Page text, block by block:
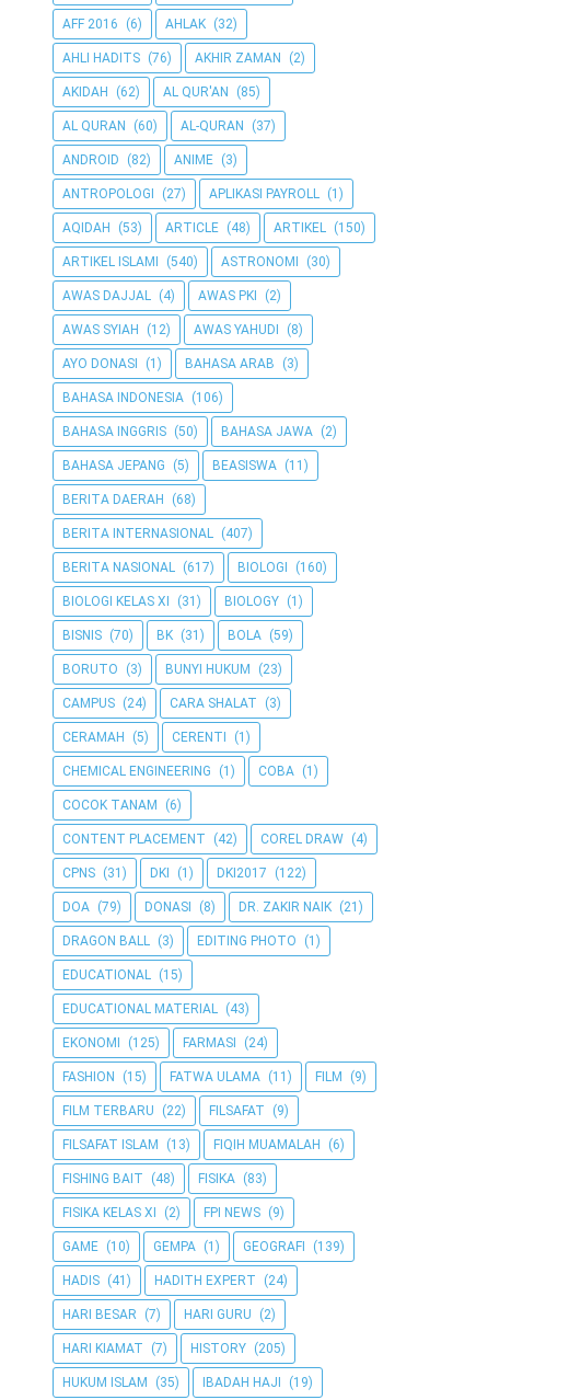
AFF 2016 (6) AHLAK (32)
AHLI HADITS (76) AKHIR ZAMAN (2)
AKIDAH (62) AL QUR'AN (85)
AL QURAN (60) AL-QURAN (37)
ANDROID (82) ANIME (3)
ANTROPOLOGI (27) APLIKASI PAYROLL (1)
AQIDAH (53) ARTICLE (48) ARTIKEL (150)
ARTIKEL ISLAMI (540) ASTRONOMI (30)
AWAS DAJJAL (4) AWAS PKI (2)
AWAS SYIAH (12) AWAS YAHUDI (8)
AYO DONASI (1) BAHASA ARAB (3)
BAHASA INDONESIA (106)
BAHASA INGGRIS (50) BAHASA JAWA (2)
BAHASA JEPANG (5) BEASISWA (11)
BERITA DAERAH (68)
BERITA INTERNASIONAL (407)
BERITA NASIONAL (617) BIOLOGI (160)
BIOLOGI KELAS XI (31) BIOLOGY (1)
BISNIS (70) BK (31) BOLA (59)
BORUTO (3) BUNYI HUKUM (23)
CAMPUS (24) CARA SHALAT (3)
CERAMAH (5) CERENTI (1)
CHEMICAL ENGINEERING (1) COBA (1)
COCOK TANAM (6)
CONTENT PLACEMENT (42) COREL DRAW (4)
CPNS (31) DKI (1) DKI2017 (122)
DOA (79) DONASI (8) DR. ZAKIR NAIK (21)
DRAGON BALL (3) EDITING PHOTO (1)
EDUCATIONAL (15)
EDUCATIONAL MATERIAL (43)
EKONOMI (125) FARMASI (24)
FASHION (15) FATWA ULAMA (11) FILM (9)
FILM TERBARU (22) FILSAFAT (9)
FILSAFAT ISLAM (13) FIQIH MUAMALAH (6)
FISHING BAIT (48) FISIKA (83)
FISIKA KELAS XI (2) FPI NEWS (9)
GAME (10) GEMPA (1) GEOGRAFI (139)
HADIS (41) HADITH EXPERT (24)
HARI BESAR (7) HARI GURU (2)
HARI KIAMAT (7) HISTORY (205)
HUKUM ISLAM (35) IBADAH HAJI (19)